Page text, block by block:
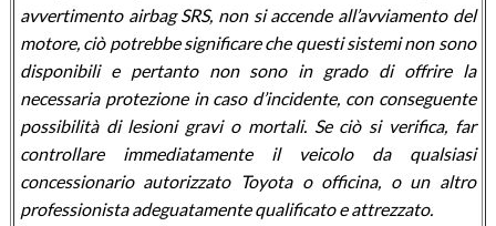
avvertimento airbag SRS, non si accende all’avviamento del
motore, ciò potrebbe significare che questi sistemi non sono
disponibili e pertanto non sono in grado di offrire la
necessaria protezione in caso d’incidente, con conseguente
possibilità di lesioni gravi o mortali. Se ciò si verifica, far
controllare immediatamente il veicolo da qualsiasi
concessionario autorizzato Toyota o officina, o un altro
professionista adeguatamente qualificato e attrezzato.